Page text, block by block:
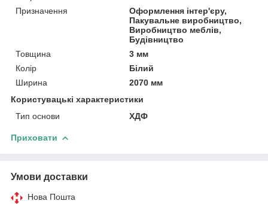
Призначення
Оформлення інтер'єру,
Пакувальне виробництво,
Виробництво меблів,
Будівництво
Товщина
3 мм
Колір
Білий
Ширина
2070 мм
Користувацькі характеристики
Тип основи
ХДФ
Приховати
Умови доставки
Нова Пошта